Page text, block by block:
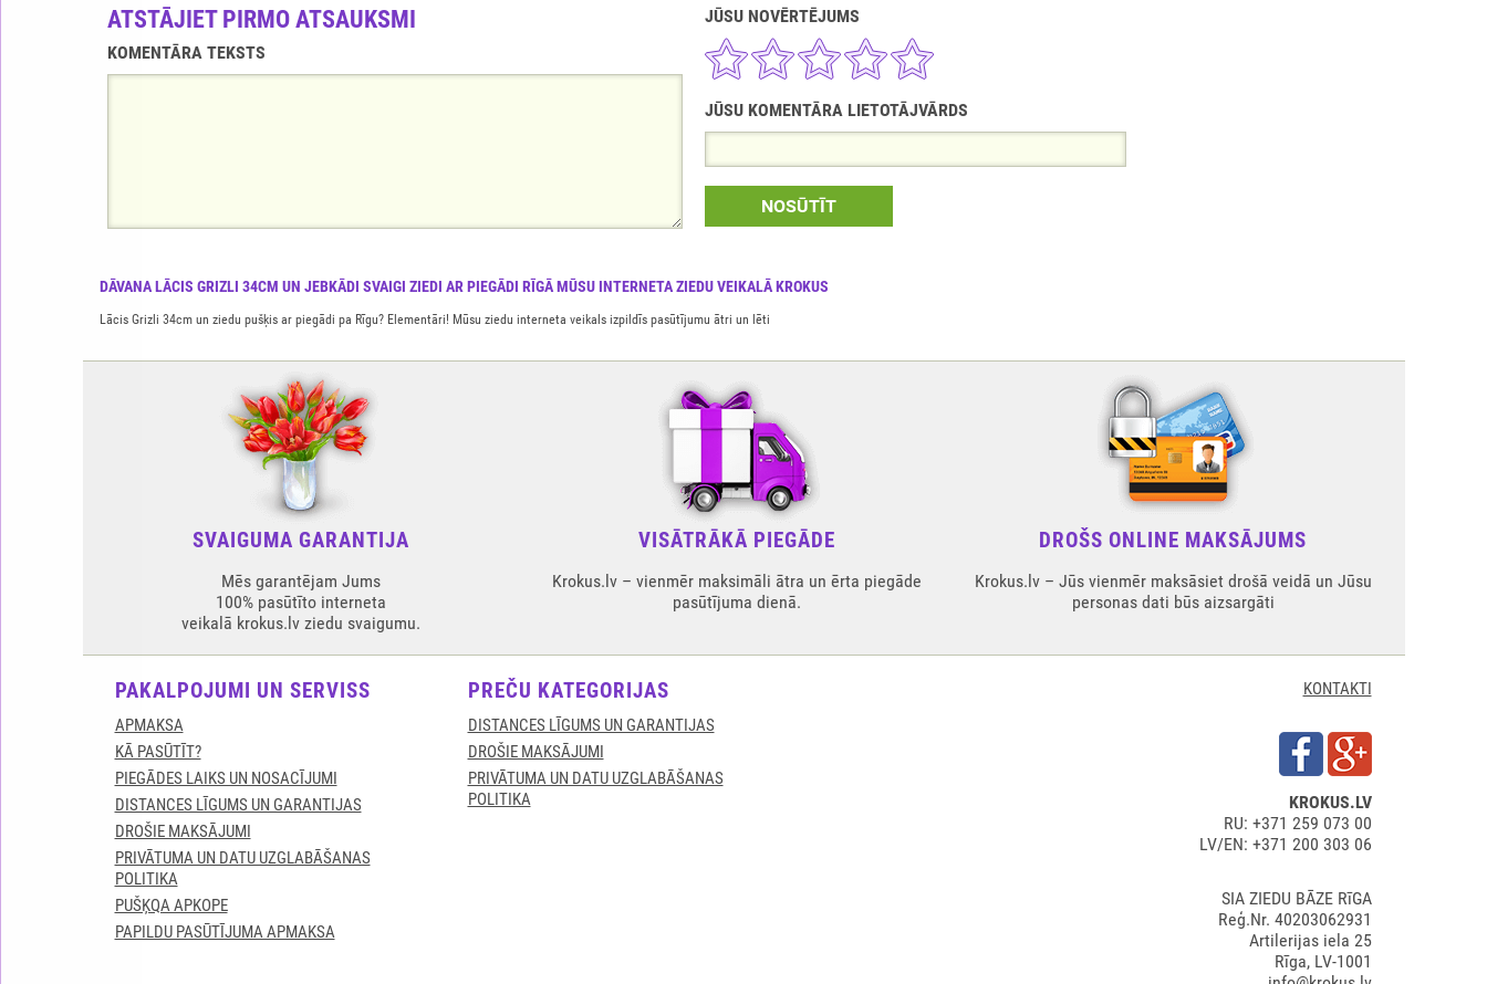
DĀVANA LĀCIS GRIZLI 34CM UN JEBKĀDI SVAIGI ZIEDI AR PIEGĀDI RĪGĀ MŪSU INTERNETA ZIEDU VEIKALĀ KROKUS
Lācis Grizli 34cm un ziedu pušķis ar piegādi pa Rīgu? Elementāri! Mūsu ziedu interneta veikals izpildīs pasūtījumu ātri un lēti
ATSTĀJIET PIRMO ATSAUKSMI
KOMENTĀRA TEKSTS
JŪSU NOVĒRTĒJUMS
JŪSU KOMENTĀRA LIETOTĀJVĀRDS
NOSŪTĪT
SVAIGUMA GARANTIJA
Mēs garantējam Jums
100% pasūtīto interneta
veikalā krokus.lv ziedu svaigumu.
VISĀTRĀKĀ PIEGĀDE
Krokus.lv – vienmēr maksimāli ātra un ērta piegāde
pasūtījuma dienā.
DROŠS ONLINE MAKSĀJUMS
Krokus.lv – Jūs vienmēr maksāsiet drošā veidā un Jūsu
personas dati būs aizsargāti
PAKALPOJUMI UN SERVISS
APMAKSA
KĀ PASŪTĪT?
PIEGĀDES LAIKS UN NOSACĪJUMI
DISTANCES LĪGUMS UN GARANTIJAS
DROŠIE MAKSĀJUMI
PRIVĀTUMA UN DATU UZGLABĀŠANAS
POLITIKA
PUŠĶQA APKOPE
PAPILDU PASŪTĪJUMA APMAKSA
PREČU KATEGORIJAS
DISTANCES LĪGUMS UN GARANTIJAS
DROŠIE MAKSĀJUMI
PRIVĀTUMA UN DATU UZGLABĀŠANAS
POLITIKA
KONTAKTI
KROKUS.LV
RU: +371 259 073 00
LV/EN: +371 200 303 06
SIA ZIEDU BĀZE RīGA
Reģ.Nr. 40203062931
Artilerijas iela 25
Rīga, LV-1001